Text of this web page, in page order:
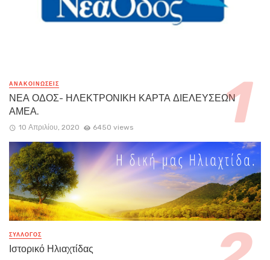
ΑΝΑΚΟΙΝΏΣΕΙΣ
ΝΕΑ ΟΔΟΣ- ΗΛΕΚΤΡΟΝΙΚΗ ΚΑΡΤΑ ΔΙΕΛΕΥΣΕΩΝ
ΑΜΕΑ.
10 Απριλίου, 2020 6450 views
ΣΥΛΛΟΓΟΣ
Ιστορικό Ηλιαχτίδας